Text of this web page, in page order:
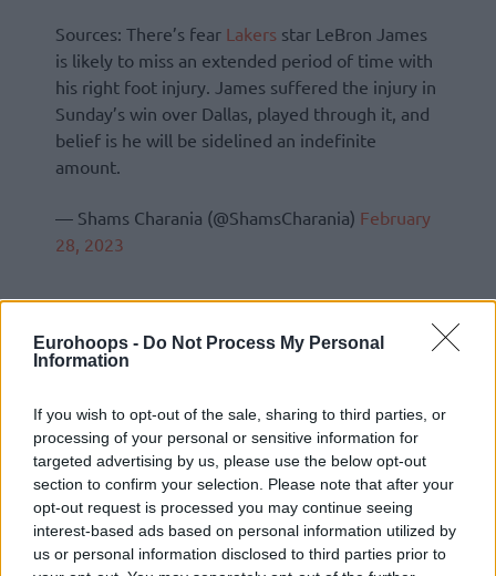
Eurohoops - Do Not Process My Personal
Information
If you wish to opt-out of the sale, sharing to third parties, or
processing of your personal or sensitive information for
targeted advertising by us, please use the below opt-out
section to confirm your selection. Please note that after your
opt-out request is processed you may continue seeing
interest-based ads based on personal information utilized by
us or personal information disclosed to third parties prior to
Sources: There’s fear Lakers star LeBron James
is likely to miss an extended period of time with
his right foot injury. James suffered the injury in
Sunday’s win over Dallas, played through it, and
belief is he will be sidelined an indefinite
amount.
— Shams Charania (@ShamsCharania) February
28, 2023